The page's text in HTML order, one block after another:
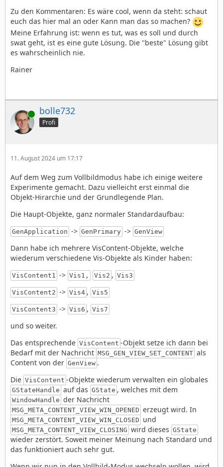
Zu den Kommentaren: Es wäre cool, wenn da steht: schaut
euch das hier mal an oder Kann man das so machen?
Meine Erfahrung ist: wenn es tut, was es soll und durch
swat geht, ist es eine gute Lösung. Die "beste" Lösung gibt
es wahrscheinlich nie.
Rainer
Online bolle732
Profi
11. August 2024 um 17:17
Auf dem Weg zum Vollbildmodus habe ich einige weitere
Experimente gemacht. Dazu vielleicht erst einmal die
Objekt-Hirarchie und der Grundlegende Plan.
Die Haupt-Objekte, ganz normaler Standardaufbau:
GenApplication -> GenPrimary -> GenView
Dann habe ich mehrere VisContent-Objekte, welche
wiederum verschiedene Vis-Objekte als Kinder haben:
VisContent1 -> Vis1, Vis2 , Vis3
VisContent2 -> Vis4 , Vis5
VisContent3 -> Vis6 , Vis7
und so weiter.
Das entsprechende VisContent -Objekt setze ich dann bei
Bedarf mit der Nachricht MSG_GEN_VIEW_SET_CONTENT als
Content von der GenView .
Die VisContent -Objekte wiederum verwalten ein globales
GStateHandle auf das GState , welches mit dem
WindowHandle der Nachricht
MSG_META_CONTENT_VIEW_WIN_OPENED erzeugt wird. In
MSG_META_CONTENT_VIEW_WIN_CLOSED und
MSG_META_CONTENT_VIEW_CLOSING wird dieses GState
wieder zerstört. Soweit meiner Meinung nach Standard und
das funktioniert auch sehr gut.